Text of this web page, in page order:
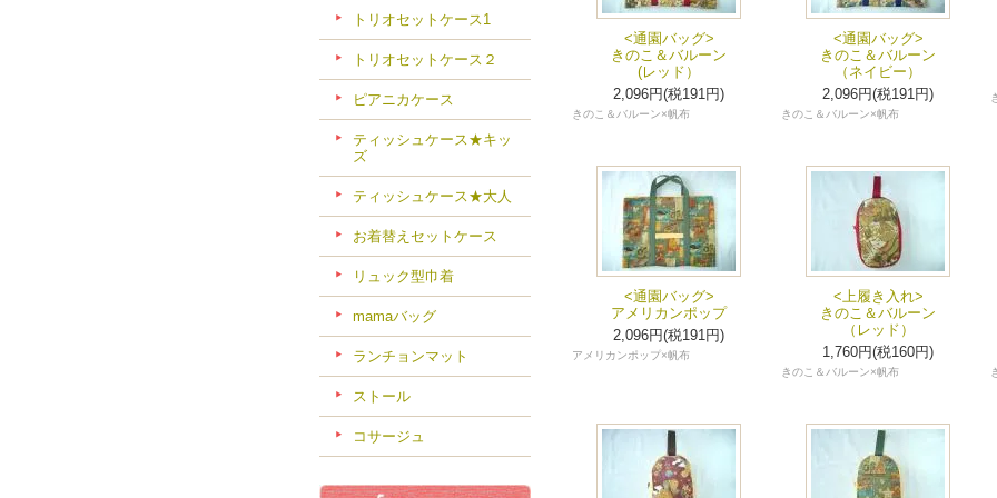
トリオセットケース1
トリオセットケース２
ピアニカケース
ティッシュケース★キッ
ズ
ティッシュケース★大人
お着替えセットケース
リュック型巾着
mamaバッグ
ランチョンマット
ストール
コサージュ
<通園バッグ>
きのこ＆バルーン
(レッド）
2,096円(税191円)
きのこ＆バルーン×帆布
<通園バッグ>
きのこ＆バルーン
（ネイビー）
2,096円(税191円)
きのこ＆バルーン×帆布
<通園バッグ>
アメリカンポップ
2,096円(税191円)
アメリカンポップ×帆布
<上履き入れ>
きのこ＆バルーン
（レッド）
1,760円(税160円)
きのこ＆バルーン×帆布